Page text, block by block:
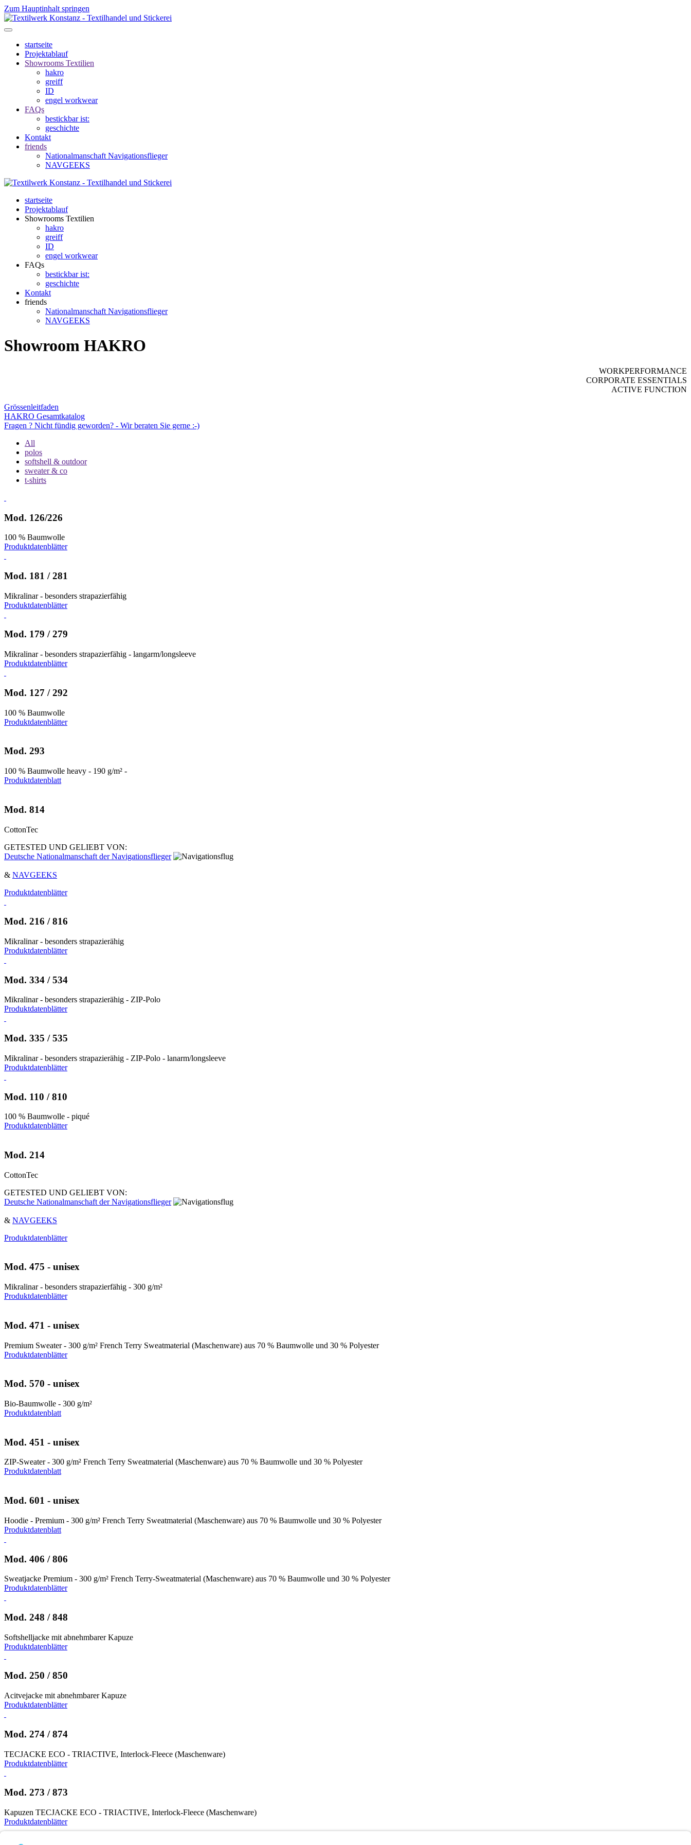
Zum Hauptinhalt springen
startseite
Projektablauf
Showrooms Textilien
hakro
greiff
ID
engel workwear
FAQs
bestickbar ist:
geschichte
Kontakt
friends
Nationalmanschaft Navigationsflieger
NAVGEEKS
startseite
Projektablauf
Showrooms Textilien
hakro
greiff
ID
engel workwear
FAQs
bestickbar ist:
geschichte
Kontakt
friends
Nationalmanschaft Navigationsflieger
NAVGEEKS
Showroom HAKRO
WORKPERFORMANCE
CORPORATE ESSENTIALS
ACTIVE FUNCTION
Grössenleitfaden
HAKRO Gesamtkatalog
Fragen ? Nicht fündig geworden? - Wir beraten Sie gerne :-)
All
polos
softshell & outdoor
sweater & co
t-shirts
Mod. 126/226
100 % Baumwolle
Produktdatenblätter
Mod. 181 / 281
Mikralinar - besonders strapazierfähig
Produktdatenblätter
Mod. 179 / 279
Mikralinar - besonders strapazierfähig - langarm/longsleeve
Produktdatenblätter
Mod. 127 / 292
100 % Baumwolle
Produktdatenblätter
Mod. 293
100 % Baumwolle heavy - 190 g/m² -
Produktdatenblatt
Mod. 814
CottonTec
GETESTED UND GELIEBT VON:
Deutsche Nationalmanschaft der Navigationsflieger
& NAVGEEKS
Produktdatenblätter
Mod. 216 / 816
Mikralinar - besonders strapazierähig
Produktdatenblätter
Mod. 334 / 534
Mikralinar - besonders strapazierähig - ZIP-Polo
Produktdatenblätter
Mod. 335 / 535
Mikralinar - besonders strapazierähig - ZIP-Polo - lanarm/longsleeve
Produktdatenblätter
Mod. 110 / 810
100 % Baumwolle - piqué
Produktdatenblätter
Mod. 214
CottonTec
GETESTED UND GELIEBT VON:
Deutsche Nationalmanschaft der Navigationsflieger
& NAVGEEKS
Produktdatenblätter
Mod. 475 - unisex
Mikralinar - besonders strapazierfähig - 300 g/m²
Produktdatenblätter
Mod. 471 - unisex
Premium Sweater - 300 g/m² French Terry Sweatmaterial (Maschenware) aus 70 % Baumwolle und 30 % Polyester
Produktdatenblätter
Mod. 570 - unisex
Bio-Baumwolle - 300 g/m²
Produktdatenblatt
Mod. 451 - unisex
ZIP-Sweater - 300 g/m² French Terry Sweatmaterial (Maschenware) aus 70 % Baumwolle und 30 % Polyester
Produktdatenblatt
Mod. 601 - unisex
Hoodie - Premium - 300 g/m² French Terry Sweatmaterial (Maschenware) aus 70 % Baumwolle und 30 % Polyester
Produktdatenblatt
Mod. 406 / 806
Sweatjacke Premium - 300 g/m² French Terry-Sweatmaterial (Maschenware) aus 70 % Baumwolle und 30 % Polyester
Produktdatenblätter
Mod. 248 / 848
Softshelljacke mit abnehmbarer Kapuze
Produktdatenblätter
Mod. 250 / 850
Acitvejacke mit abnehmbarer Kapuze
Produktdatenblätter
Mod. 274 / 874
TECJACKE ECO - TRIACTIVE, Interlock-Fleece (Maschenware)
Produktdatenblätter
Mod. 273 / 873
Kapuzen TECJACKE ECO - TRIACTIVE, Interlock-Fleece (Maschenware)
Produktdatenblätter